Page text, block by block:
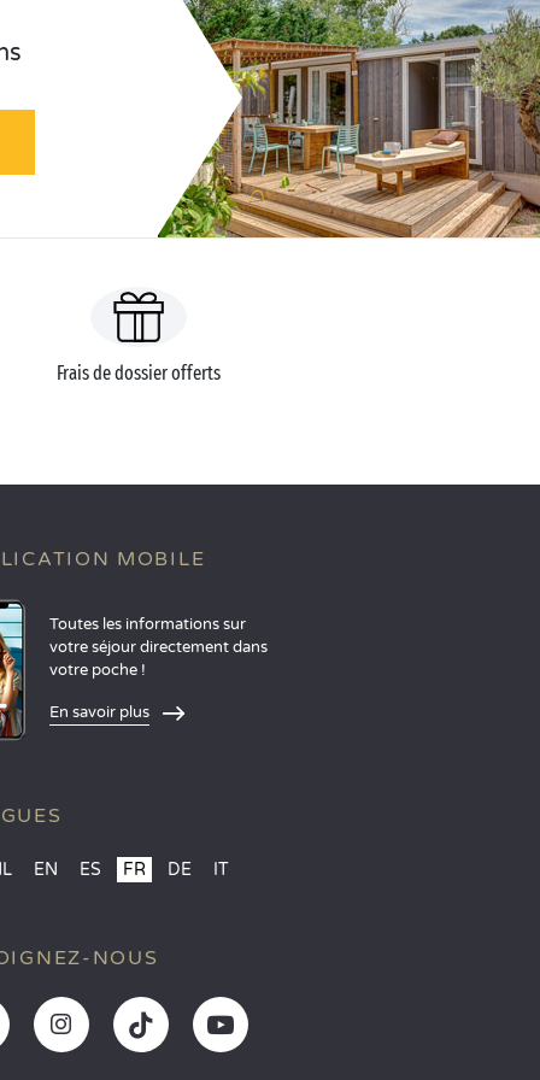
Frais de dossier offerts
MOBILE
Toutes les informations sur
votre séjour directement dans
votre poche !
En savoir plus
EN ES FR DE IT
NOUS